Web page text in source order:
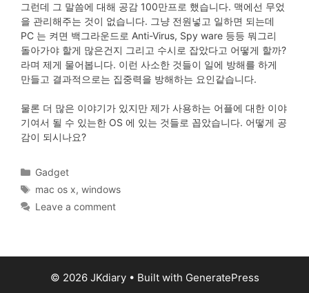
그런데 그 말씀에 대해 공감 100만프로 했습니다. 맥에선 무었
을 관리해주는 것이 없습니다. 그냥 전원넣고 일하면 되는데
PC 는 켜면 백그라운드로 Anti-Virus, Spy ware 등등 뭐그리
돌아가야 할게 많은건지 그리고 수시로 잡았다고 어떻게 할까?
라며 제게 물어봅니다. 이런 사소한 것들이 일에 방해를 하게
만들고 결과적으로는 집중력을 방해하는 요인같습니다.
물론 더 많은 이야기가 있지만 제가 사용하는 어플에 대한 이야
기여서 될 수 있는한 OS 에 있는 것들로 꼽았습니다. 어떻게 공
감이 되시나요?
Categories
Gadget
Tags
mac os x,windows
Leave a comment
© 2026 JKdiary• Built with GeneratePress